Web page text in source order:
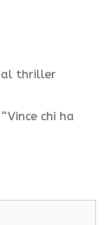
al thriller
chi ha